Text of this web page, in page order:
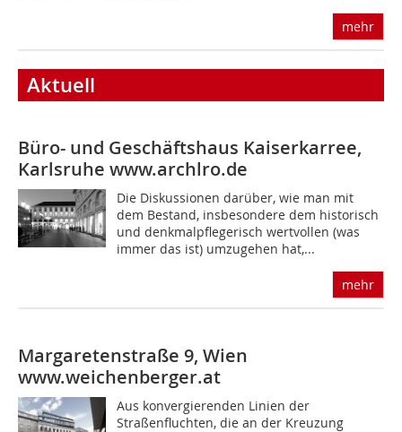
mehr
Aktuell
Büro- und Geschäftshaus Kaiserkarree,
Karlsruhe www.archlro.de
Die Diskussionen darüber, wie man mit
dem Bestand, insbesondere dem historisch
und denkmalpflegerisch wertvollen (was
immer das ist) umzugehen hat,...
mehr
Margaretenstraße 9, Wien
www.weichenberger.at
Aus konvergierenden Linien der
Straßenfluchten, die an der Kreuzung